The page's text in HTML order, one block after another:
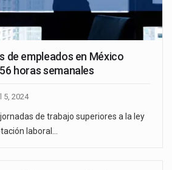
de empleados en México
horas semanales
5, 2024
de trabajo superiores a la ley
laboral…